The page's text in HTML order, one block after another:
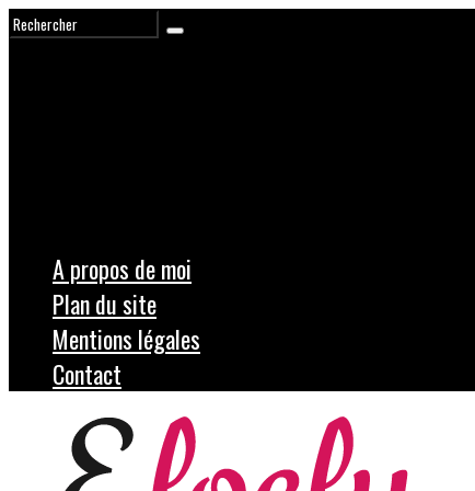
A propos de moi
Plan du site
Mentions légales
Contact